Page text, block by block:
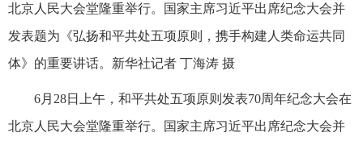
北京人民大会堂隆重举行。国家主席习近平出席纪念大会并
发表题为《弘扬和平共处五项原则，携手构建人类命运共同
体》的重要讲话。新华社记者 丁海涛 摄
6月28日上午，和平共处五项原则发表70周年纪念大会在
北京人民大会堂隆重举行。国家主席习近平出席纪念大会并